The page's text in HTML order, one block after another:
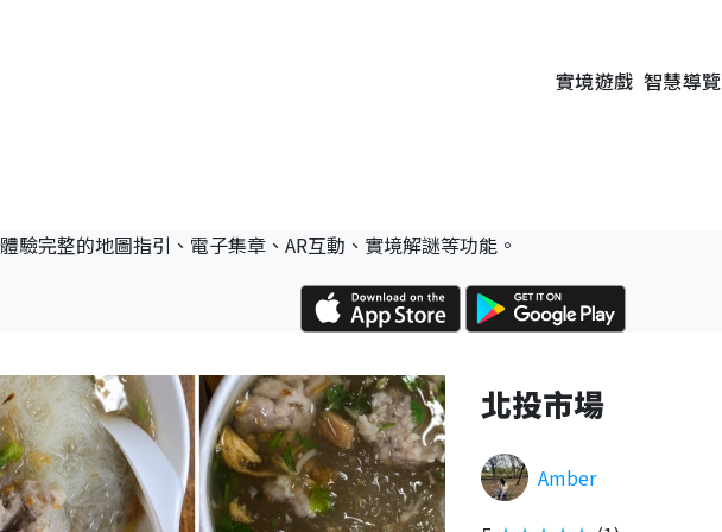
實境遊戲 智慧導覽
驗完整的地圖指引、電子集章、AR互動、實境解謎等功能。
北投市場
Amber